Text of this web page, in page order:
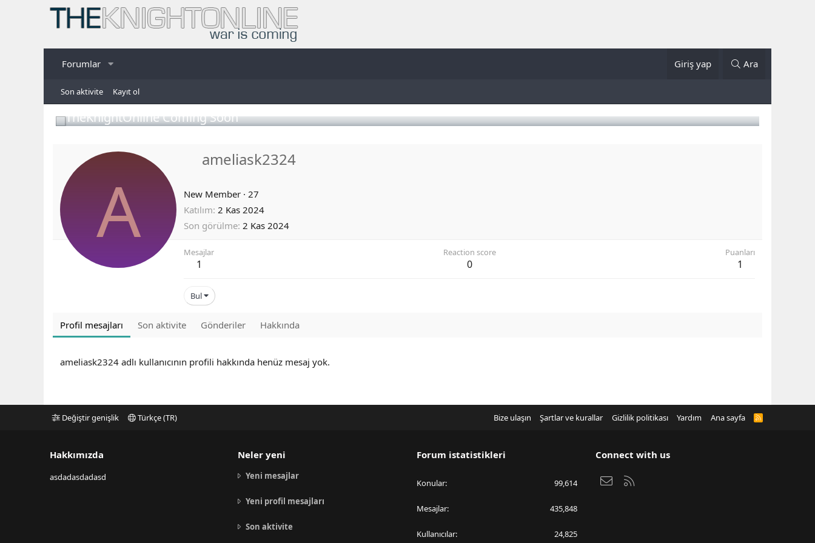
Forumlar Giriş yap Ara
Son aktivite Kayıt ol
TheKnightOnline Coming Soon
A
ameliask2324
New Member · 27
Katılım 2 Kas 2024
Son görülme 2 Kas 2024
Mesajlar
1
Reaction score
0
Puanları
1
Bul
Profil mesajları Son aktivite Gönderiler Hakkında
ameliask2324 adlı kullanıcının profili hakkında henüz mesaj yok.
Değiştir genişlik Türkçe (TR) Bize ulaşın Şartlar ve kurallar Gizlilik politikası Yardım Ana sayfa
R
Hakkımızda
asdadasdadasd
Neler yeni
Yeni mesajlar
Yeni profil mesajları
Son aktivite
Forum istatistikleri
Konular 99,614
Mesajlar 435,848
Kullanıcılar 24,825
Connect with us
Bize ulaşın